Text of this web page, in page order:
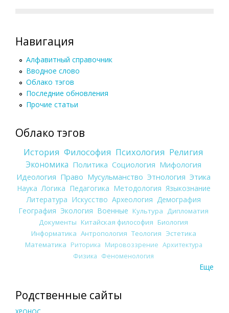
Навигация
Алфавитный справочник
Вводное слово
Облако тэгов
Последние обновления
Прочие статьи
Облако тэгов
История Философия Психология Религия
Экономика Политика Социология Мифология
Идеология Право Мусульманство Этнология Этика
Наука Логика Педагогика Методология Языкознание
Литература Искусство Археология Демография
География Экология Военные Культура
Дипломатия
Документы Китайская философия Биология
Информатика Антропология Теология Эстетика
Математика Риторика Мировоззрение Архитектура
Физика Феноменология
Еще
Родственные сайты